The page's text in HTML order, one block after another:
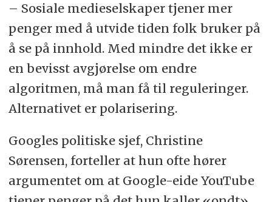
– Sosiale medieselskaper tjener mer
penger med å utvide tiden folk bruker på
å se på innhold. Med mindre det ikke er
en bevisst avgjørelse om endre
algoritmen, må man få til reguleringer.
Alternativet er polarisering.
Googles politiske sjef, Christine
Sørensen, forteller at hun ofte hører
argumentet om at Google-eide YouTube